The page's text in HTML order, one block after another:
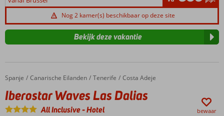
Nog 2 kamer(s) beschikbaar op deze site
Bekijk deze vakantie
Home
Spanje Canarische Eilanden Tenerife Costa Adeje
Iberostar Waves Las Dalias
Iberostar Waves Las Dalias
All Inclusive-Hotel bewaar